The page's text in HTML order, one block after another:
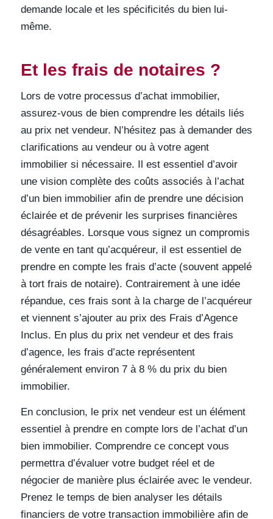
demande locale et les spécificités du bien lui-
même.
Et les frais de notaires ?
Lors de votre processus d’achat immobilier,
assurez-vous de bien comprendre les détails liés
au prix net vendeur. N’hésitez pas à demander des
clarifications au vendeur ou à votre agent
immobilier si nécessaire. Il est essentiel d’avoir
une vision complète des coûts associés à l’achat
d’un bien immobilier afin de prendre une décision
éclairée et de prévenir les surprises financières
désagréables. Lorsque vous signez un compromis
de vente en tant qu’acquéreur, il est essentiel de
prendre en compte les frais d’acte (souvent appelé
à tort frais de notaire). Contrairement à une idée
répandue, ces frais sont à la charge de l’acquéreur
et viennent s’ajouter au prix des Frais d’Agence
Inclus. En plus du prix net vendeur et des frais
d’agence, les frais d’acte représentent
généralement environ 7 à 8 % du prix du bien
immobilier.
En conclusion, le prix net vendeur est un élément
essentiel à prendre en compte lors de l’achat d’un
bien immobilier. Comprendre ce concept vous
permettra d’évaluer votre budget réel et de
négocier de manière plus éclairée avec le vendeur.
Prenez le temps de bien analyser les détails
financiers de votre transaction immobilière afin de